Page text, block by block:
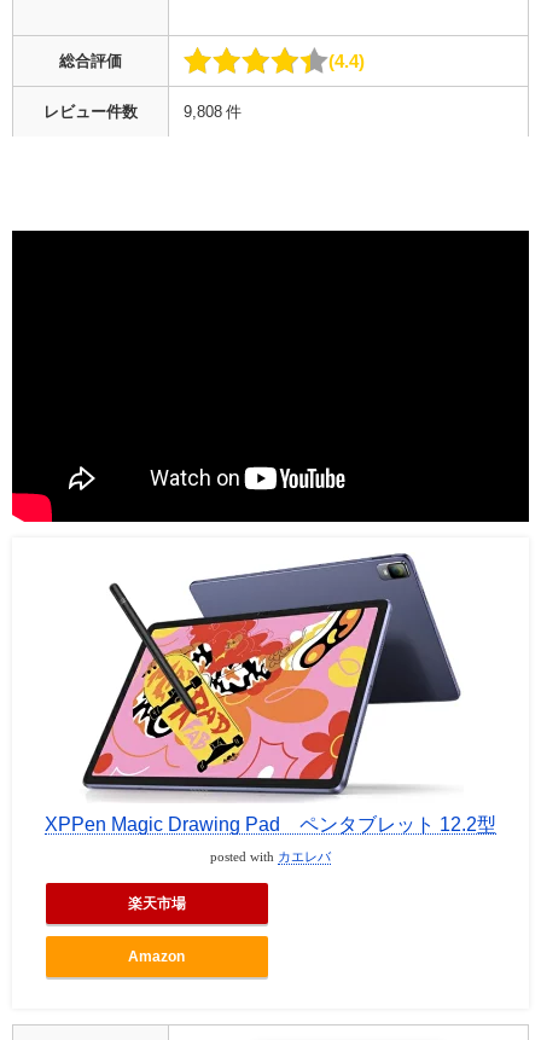
総合評価 4.4
レビュー件数 9,808 件
XPPen Magic Drawing Pad ペンタブレット 12.2型
posted with カエレバ
楽天市場
Amazon